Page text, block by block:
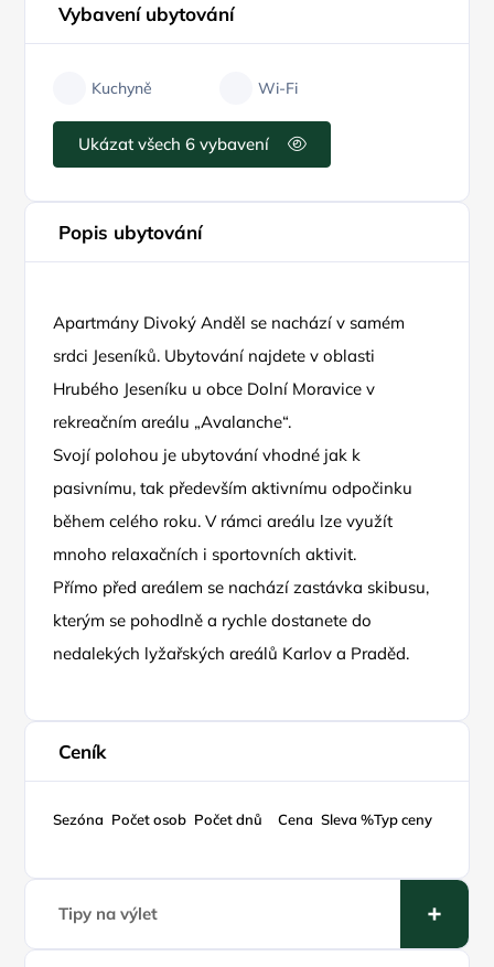
Vybavení ubytování
Kuchyně Wi-Fi
Ukázat všech 6 vybavení
Popis ubytování
Apartmány Divoký Anděl se nachází v samém
srdci Jeseníků. Ubytování najdete v oblasti
Hrubého Jeseníku u obce Dolní Moravice v
rekreačním areálu „Avalanche“.
Svojí polohou je ubytování vhodné jak k
pasivnímu, tak především aktivnímu odpočinku
během celého roku. V rámci areálu lze využít
mnoho relaxačních i sportovních aktivit.
Přímo před areálem se nachází zastávka skibusu,
kterým se pohodlně a rychle dostanete do
nedalekých lyžařských areálů Karlov a Praděd.
Ceník
Sezóna Počet osob Počet dnů Cena Sleva %Typ ceny
Tipy na výlet